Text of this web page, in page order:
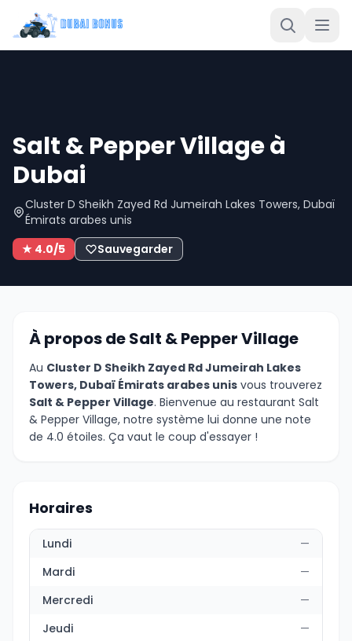
Salt & Pepper Village à
Dubai
Cluster D Sheikh Zayed Rd Jumeirah Lakes Towers, Dubaï
Émirats arabes unis
★ 4.0/5
Sauvegarder
À propos de Salt & Pepper Village
Au Cluster D Sheikh Zayed Rd Jumeirah Lakes
Towers, Dubaï Émirats arabes unis vous trouverez
Salt & Pepper Village. Bienvenue au restaurant Salt
& Pepper Village, notre système lui donne une note
de 4.0 étoiles. Ça vaut le coup d'essayer !
Horaires
Lundi
—
Mardi
—
Mercredi
—
Jeudi
—